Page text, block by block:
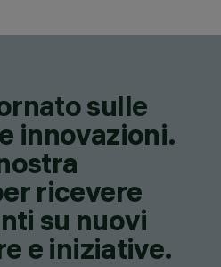
sulle
innovazioni.
ricevere
su nuovi
e iniziative.